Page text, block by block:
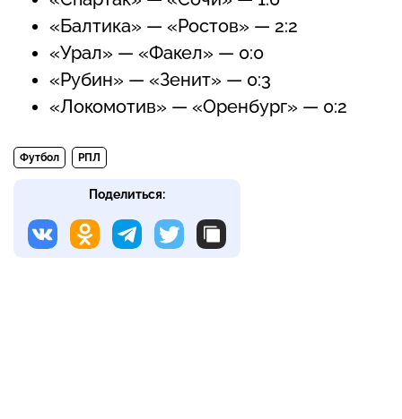
«Балтика» — «Ростов» — 2:2
«Урал» — «Факел» — 0:0
«Рубин» — «Зенит» — 0:3
«Локомотив» — «Оренбург» — 0:2
Футбол РПЛ
Поделиться: